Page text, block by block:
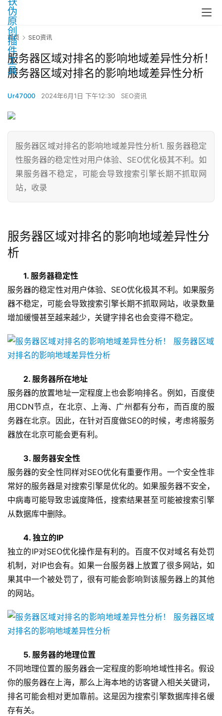
首页 SEO资讯
服务器区域对排名的影响地域差异性分析！
服务器区域对排名的影响地域差异性分析
Ur47000 2024年6月1日 下午12:30 SEO资讯
服务器区域对排名的影响地域差异性分析1. 服务器稳定
性服务器的稳定性对用户体验、SEO优化极其不利。如
果服务器不稳定，可能会导致搜索引擎长期不抓取网
站，收录
服务器区域对排名的影响地域差异性分
析
1. 服务器稳定性
服务器的稳定性对用户体验、SEO优化极其不利。如果服务
器不稳定，可能会导致搜索引擎长期不抓取网站，收录数量
增加缓慢甚至越来越少，关键字排名也会变得不稳定。
2. 服务器所在地址
服务器的放置地址一定程度上也会影响排名。例如，百度使
用CDN节点，在北京、上海、广州都有分布，而百度的服
务器在北京。因此，在针对百度做SEO的时候，考虑将服务
器放在北京可能会更有利。
3. 服务器安全性
服务器的安全性同样对SEO优化有重要作用。一个安全性非
常好的服务器是对搜索引擎是优化的。如果服务器不安全，
中病毒可能导致忠诚度降低，搜索结果甚至可能被搜索引擎
从数据库中删除。
4. 独立的IP
独立的IP对SEO优化操作是有利的。百度不仅对域名有处罚
机制，对IP也会有。如果一台服务器上放置了很多网站，如
果其中一个被处罚了，很有可能会影响到该服务器上的其他
的网站。
5. 服务器的地理位置
不同地理位置的服务器会一定程度的影响地域性排名。假设
你的服务器在上海，那么上海本地的访客键入相关关键词，
排名可能会相对更加靠前。这是因为搜索引擎数据库排名缓
存有关。